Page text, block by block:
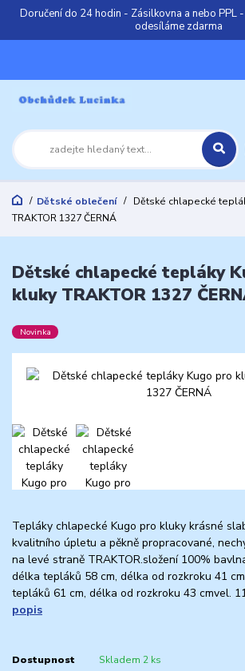
Doručení do 24 hodin - Zásilkovna a nebo PPL
odesíláme zdarma
Dětské oblečení
Dětské chlapecké
TRAKTOR 1327 ČERNÁ
Dětské chlapecké tepláky
kluky TRAKTOR 1327
Novinka
Tepláky chlapecké Kugo pro kluky krásné
kvalitního úpletu a pěkně propracované,
na levé straně TRAKTOR.složení 100%
délka tepláků 58 cm, délka od rozkroku 41
tepláků 61 cm, délka od rozkroku 43 cmvel.
popis
Dostupnost Skladem 2 ks